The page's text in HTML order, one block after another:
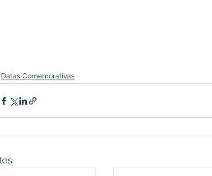
Datas Comemorativas